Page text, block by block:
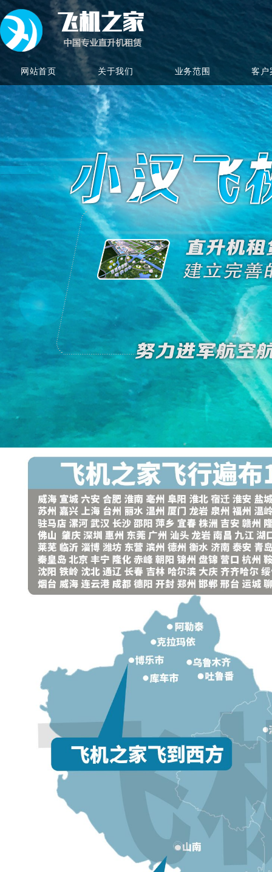
网站首页 关于我们 业务范围 客户